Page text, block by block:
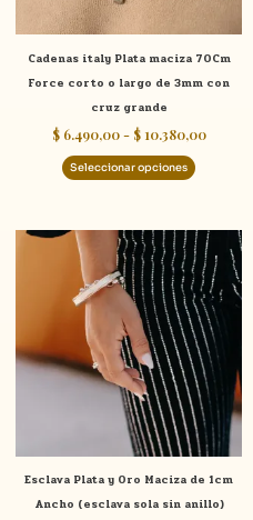
Cadenas italy Plata maciza 70Cm
Force corto o largo de 3mm con
cruz grande
$6.490,00 - $10.380,00
Seleccionar opciones
elegir
en
la
de
Esclava Plata y Oro Maciza de 1cm
Ancho (esclava sola sin anillo)
Este
tiene
Las
se
pueden
elegir
en
la